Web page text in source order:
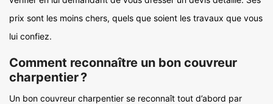
prix sont les moins chers, quels que soient les travaux que vous
lui confiez.
Comment reconnaître un bon couvreur
charpentier ?
Un bon couvreur charpentier se reconnaît tout d’abord par